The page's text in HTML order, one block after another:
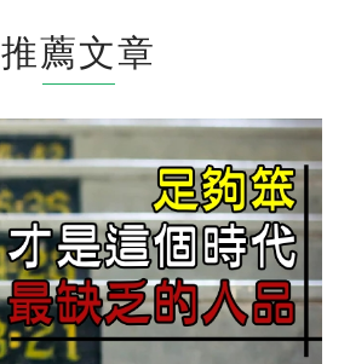
推薦文章